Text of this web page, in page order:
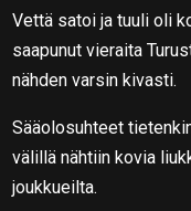
Vettä satoi ja tuuli oli
saapunut vieraita
nähden varsin kivasti.
Sääolosuhteet
välillä nähtiin kovia
joukkueilta.